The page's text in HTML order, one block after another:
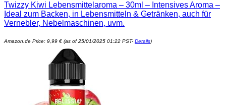
Twizzy Kiwi Lebensmittelaroma – 30ml – Intensives Aroma –
Ideal zum Backen, in Lebensmitteln & Getränken, auch für
Vernebler, Nebelmaschinen, uvm.
Amazon.de Price: 9,99 € (as of 25/01/2025 01:22 PST- Details)